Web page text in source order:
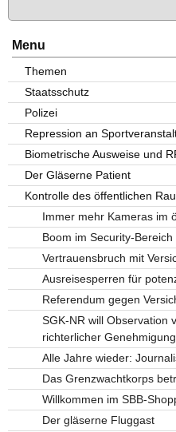
Menu
Themen
Staatsschutz
Polizei
Repression an
Biometrische Ausweise und
Der Gläserne Patient
Kontrolle des öffentlichen
Immer mehr Kameras im
Boom im Security-
Vertrauensbruch mit
Ausreisesperren für
Referendum gegen
SGK-NR will Observation
richterlicher Genehmigung
Alle Jahre wieder:
Das Grenzwachtkorps
Willkommen im SBB-
Der gläserne Fluggast